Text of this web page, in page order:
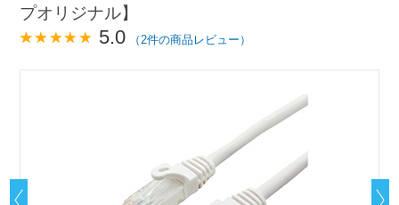
プオリジナル】
5.0 （2件の商品レビュー）